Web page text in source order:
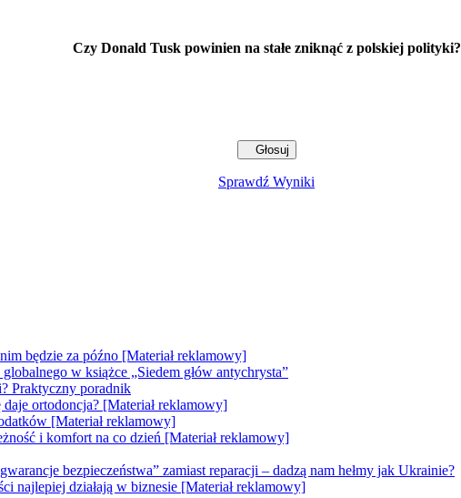
Czy Donald Tusk powinien na stałe zniknąć z polskiej polityki?
Sprawdź Wyniki
będzie za późno [Materiał reklamowy]
w książce „Siedem głów antychrysta”
Praktyczny poradnik
ortodoncja? [Materiał reklamowy]
[Materiał reklamowy]
i komfort na co dzień [Materiał reklamowy]
bezpieczeństwa” zamiast reparacji – dadzą nam hełmy jak Ukrainie?
najlepiej działają w biznesie [Materiał reklamowy]